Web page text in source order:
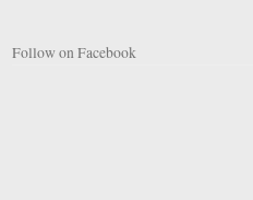
Follow on Facebook